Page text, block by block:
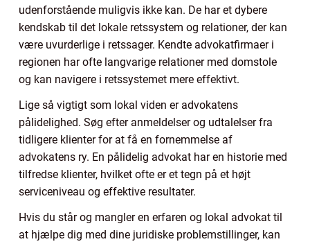
udenforstående muligvis ikke kan. De har et dybere
kendskab til det lokale retssystem og relationer, der kan
være uvurderlige i retssager. Kendte advokatfirmaer i
regionen har ofte langvarige relationer med domstole
og kan navigere i retssystemet mere effektivt.
Lige så vigtigt som lokal viden er advokatens
pålidelighed. Søg efter anmeldelser og udtalelser fra
tidligere klienter for at få en fornemmelse af
advokatens ry. En pålidelig advokat har en historie med
tilfredse klienter, hvilket ofte er et tegn på et højt
serviceniveau og effektive resultater.
Hvis du står og mangler en erfaren og lokal advokat til
at hjælpe dig med dine juridiske problemstillinger, kan